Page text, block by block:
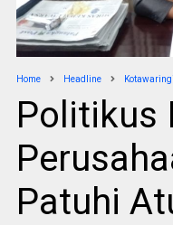
Home Headline
Politikus
Patuhi